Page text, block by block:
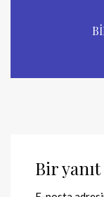
Bir yanıt